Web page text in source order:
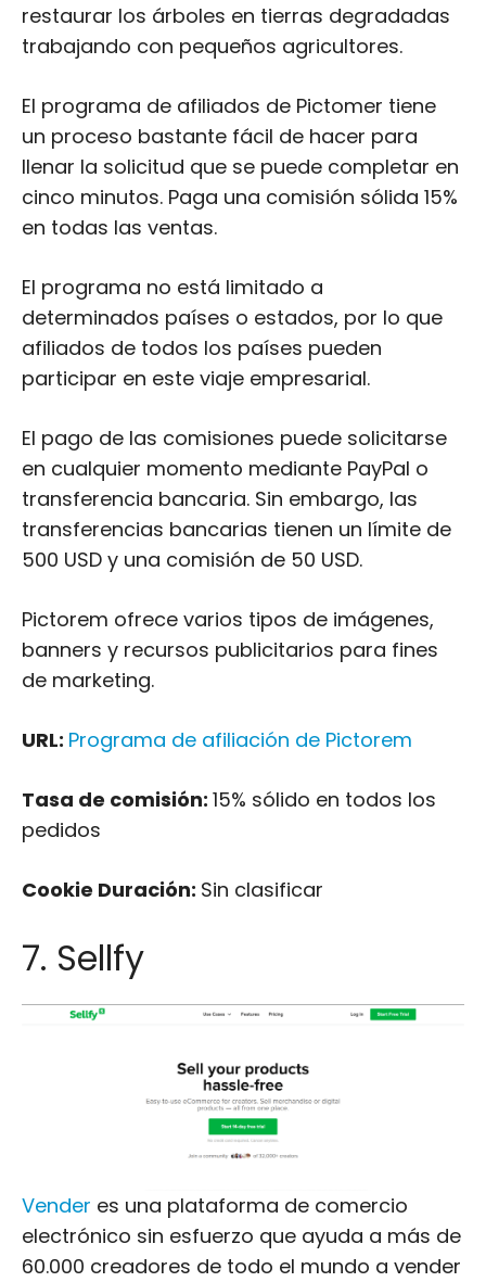
restaurar los árboles en tierras degradadas
trabajando con pequeños agricultores.
El programa de afiliados de Pictomer tiene
un proceso bastante fácil de hacer para
llenar la solicitud que se puede completar en
cinco minutos. Paga una comisión sólida 15%
en todas las ventas.
El programa no está limitado a
determinados países o estados, por lo que
afiliados de todos los países pueden
participar en este viaje empresarial.
El pago de las comisiones puede solicitarse
en cualquier momento mediante PayPal o
transferencia bancaria. Sin embargo, las
transferencias bancarias tienen un límite de
500 USD y una comisión de 50 USD.
Pictorem ofrece varios tipos de imágenes,
banners y recursos publicitarios para fines
de marketing.
URL: Programa de afiliación de Pictorem
Tasa de comisión: 15% sólido en todos los
pedidos
Cookie Duración: Sin clasificar
7. Sellfy
Vender es una plataforma de comercio
electrónico sin esfuerzo que ayuda a más de
60.000 creadores de todo el mundo a vender